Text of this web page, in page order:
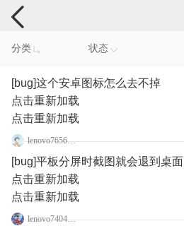
手机反馈
分类 状态
[bug]这个安卓图标怎么去不掉
点击重新加载
点击重新加载
lenovo76567557
[bug]平板分屏时截图就会退到桌面
点击重新加载
点击重新加载
lenovo74048219